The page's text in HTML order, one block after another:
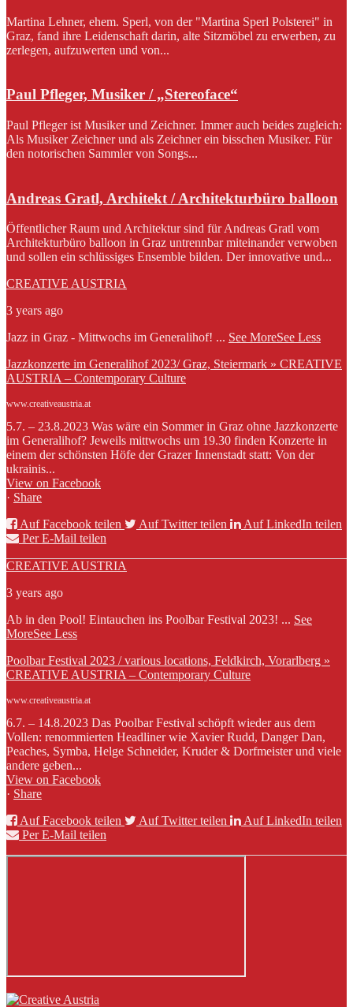
Martina Lehner, ehem. Sperl, von der "Martina Sperl Polsterei" in
Graz, fand ihre Leidenschaft darin, alte Sitzmöbel zu erwerben, zu
zerlegen, aufzuwerten und von...
Paul Pfleger, Musiker / „Stereoface“
Paul Pfleger ist Musiker und Zeichner. Immer auch beides zugleich:
Als Musiker Zeichner und als Zeichner ein bisschen Musiker. Für
den notorischen Sammler von Songs...
Andreas Gratl, Architekt / Architekturbüro balloon
Öffentlicher Raum und Architektur sind für Andreas Gratl vom
Architekturbüro balloon in Graz untrennbar miteinander verwoben
und sollen ein schlüssiges Ensemble bilden. Der innovative und...
CREATIVE AUSTRIA
3 years ago
Jazz in Graz - Mittwochs im Generalihof! ... See MoreSee Less
Jazzkonzerte im Generalihof 2023/ Graz, Steiermark » CREATIVE
AUSTRIA – Contemporary Culture
www.creativeaustria.at
5.7. – 23.8.2023 Was wäre ein Sommer in Graz ohne Jazzkonzerte
im Generalihof? Jeweils mittwochs um 19.30 finden Konzerte in
einem der schönsten Höfe der Grazer Innenstadt statt: Von der
ukrainis...
View on Facebook
· Share
Auf Facebook teilen
Auf Twitter teilen
Auf LinkedIn teilen
Per E-Mail teilen
CREATIVE AUSTRIA
3 years ago
Ab in den Pool! Eintauchen ins Poolbar Festival 2023! ... See
MoreSee Less
Poolbar Festival 2023 / various locations, Feldkirch, Vorarlberg »
CREATIVE AUSTRIA – Contemporary Culture
www.creativeaustria.at
6.7. – 14.8.2023 Das Poolbar Festival schöpft wieder aus dem
Vollen: renommierten Headliner wie Xavier Rudd, Danger Dan,
Peaches, Symba, Helge Schneider, Kruder & Dorfmeister und viele
andere geben...
View on Facebook
· Share
Auf Facebook teilen
Auf Twitter teilen
Auf LinkedIn teilen
Per E-Mail teilen